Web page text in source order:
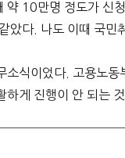
약 10만명 정도가 신
았다. 나도 이때 국민
소식이었다. 고용노
하게 진행이 안 되는